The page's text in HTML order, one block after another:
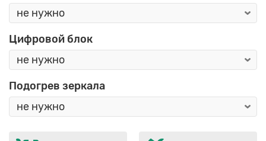
Цифровой блок
Подогрев зеркала